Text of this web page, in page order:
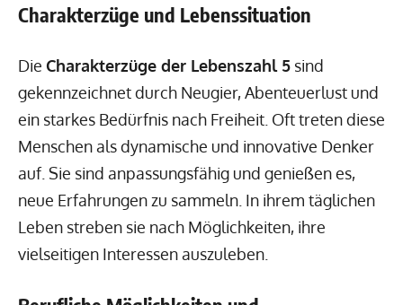
Charakterzüge und Lebenssituation
Die Charakterzüge der Lebenszahl 5 sind
gekennzeichnet durch Neugier, Abenteuerlust und
ein starkes Bedürfnis nach Freiheit. Oft treten diese
Menschen als dynamische und innovative Denker
auf. Sie sind anpassungsfähig und genießen es,
neue Erfahrungen zu sammeln. In ihrem täglichen
Leben streben sie nach Möglichkeiten, ihre
vielseitigen Interessen auszuleben.